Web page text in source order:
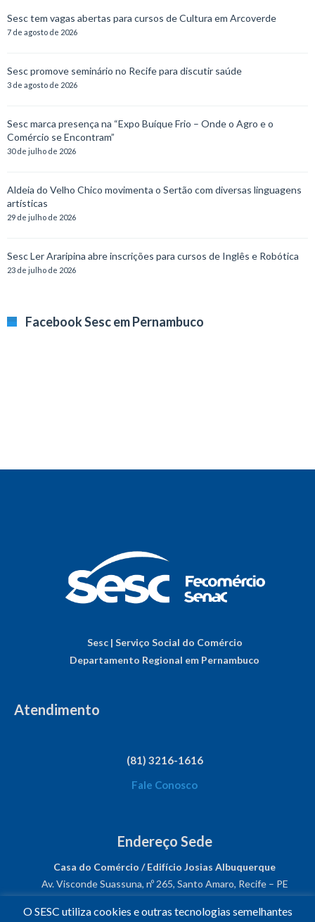
Sesc tem vagas abertas para cursos de Cultura em Arcoverde
7 de agosto de 2026
Sesc promove seminário no Recife para discutir saúde
3 de agosto de 2026
Sesc marca presença na “Expo Buíque Frio – Onde o Agro e o
Comércio se Encontram”
30 de julho de 2026
Aldeia do Velho Chico movimenta o Sertão com diversas linguagens
artísticas
29 de julho de 2026
Sesc Ler Araripina abre inscrições para cursos de Inglês e Robótica
23 de julho de 2026
Facebook Sesc em Pernambuco
Sesc | Serviço Social do Comércio
Departamento Regional em Pernambuco
Atendimento
(81) 3216-1616
Fale Conosco
Endereço Sede
Casa do Comércio / Edifício Josias Albuquerque
Av. Visconde Suassuna, nº 265, Santo Amaro, Recife – PE
CNPJ: 03.482.931/0001-61
O SESC utiliza cookies e outras tecnologias semelhantes